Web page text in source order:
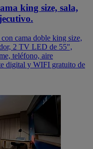
king size, sala,
cama doble king size,
2 TV LED de 55",
teléfono, aire
digital y WIFI gratuito de